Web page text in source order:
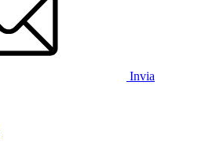
Invia